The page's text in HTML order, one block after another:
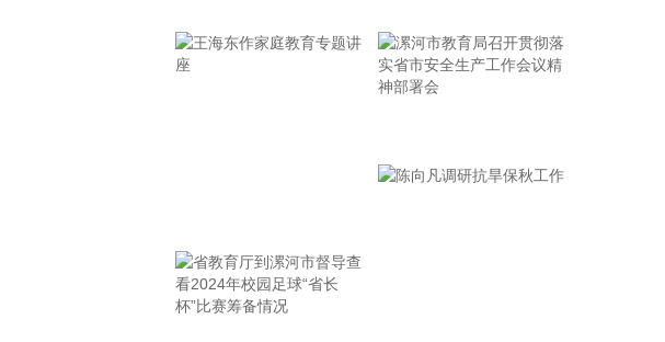
据“浙江发布”，8月6日，浙江省委、省政府召开全省
防御应对13号台风“白海豚”工作部署会议，对做好全
化预报，健全预警叫应机制，全面覆盖重点群体；要
洞、无死角、无盲区”，全覆盖排查管控各类安全隐
患；要聚焦小流域、山塘水库、在建水利工程及海塘
座
实省市安全生产工作会议